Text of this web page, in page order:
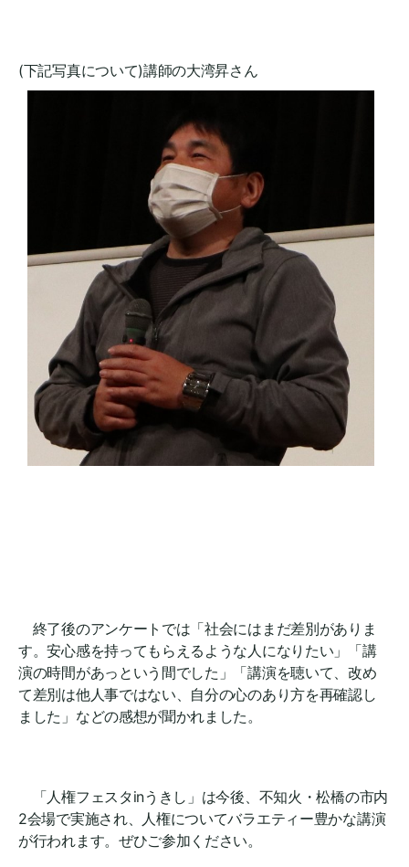
(下記写真について)講師の大湾昇さん
終了後のアンケートでは「社会にはまだ差別がありま
す。安心感を持ってもらえるような人になりたい」「講
演の時間があっという間でした」「講演を聴いて、改め
て差別は他人事ではない、自分の心のあり方を再確認し
ました」などの感想が聞かれました。
「人権フェスタinうきし」は今後、不知火・松橋の市内
2会場で実施され、人権についてバラエティー豊かな講演
が行われます。ぜひご参加ください。